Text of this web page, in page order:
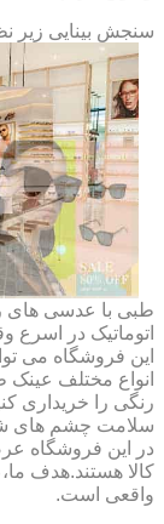
سنجش بینایی زیر
اتوماتیک در اسرع
این فروشگاه می
انواع مختلف عینک
رنگی را خریداری
سلامت چشم های
در این فروشگاه
کالا هستند.هدف
واقعی است.